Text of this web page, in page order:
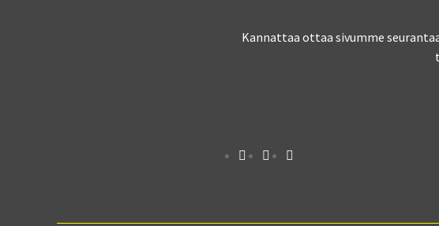
Kannattaa ottaa sivumme